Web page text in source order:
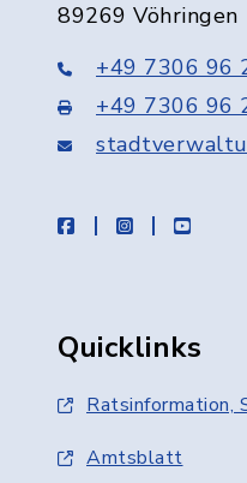
89269 Vöhringen
+49 7306 96
+49 7306 96
facebookinstagram
Quicklinks
Ratsinformation,
Amtsblatt